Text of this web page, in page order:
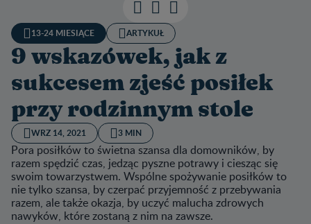
13-24 MIESIĄCE ARTYKUŁ
9 wskazówek, jak z
sukcesem zjeść posiłek
przy rodzinnym stole
WRZ 14, 2021 3 MIN
Pora posiłków to świetna szansa dla domowników, by
razem spędzić czas, jedząc pyszne potrawy i ciesząc się
swoim towarzystwem. Wspólne spożywanie posiłków to
nie tylko szansa, by czerpać przyjemność z przebywania
razem, ale także okazja, by uczyć malucha zdrowych
nawyków, które zostaną z nim na zawsze.